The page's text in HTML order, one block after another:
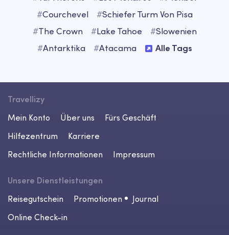
#Courchevel #Schiefer Turm Von Pisa
#The Crown #Lake Tahoe #Slowenien
#Antarktika #Atacama Alle Tags
Travellizy
Mein Konto
Über uns
Fürs Geschäft
Hilfezentrum
Karriere
Rechtliche Informationen
Impressum
Unsere Dienstleistungen
Reisegutschein
Promotionen
Journal
Online Check-in